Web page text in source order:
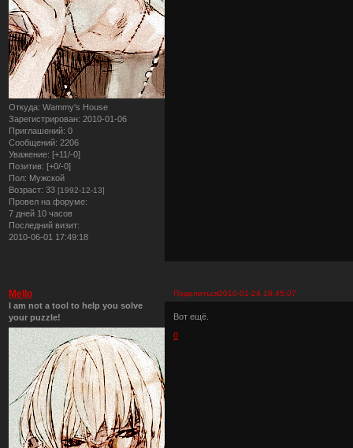
Откуда: Wammy's House
Зарегистрирован: 2010-01-06
Приглашений: 0
Сообщений: 2206
Уважение: [+11/-0]
Позитив: [+0/-0]
Пол: Мужской
Возраст: 33 [1992-12-13]
Провел на форуме:
7 дней 10 часов
Последний визит:
2010-06-01 17:49:18
Поделиться2010-01-24 18:45:07
Mello
I am not a tool to help you solve
your puzzle!
Вот ещё.
0